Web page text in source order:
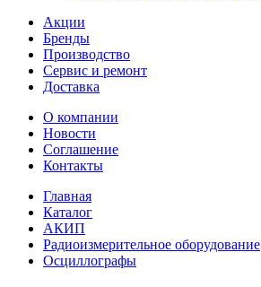
Акции
Бренды
Производство
Сервис и ремонт
Доставка
О компании
Новости
Соглашение
Контакты
Главная
Каталог
АКИП
Радиоизмерительное оборудование
Осциллографы